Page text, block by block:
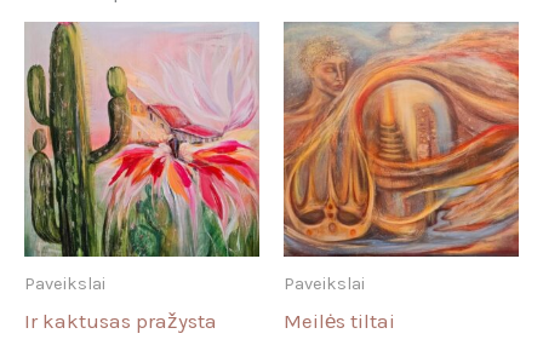
Paveikslai
Ir kaktusas pražysta
Paveikslai
Meilės tiltai